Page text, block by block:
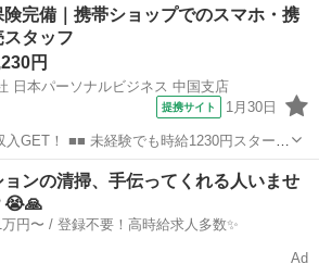
不要！カンタン電話登
険完備｜携帯ショップでのスマホ・携
タッフ
円
日本パーソナルビジネス 中国支店
提携サイト 1月30日
GET！ ■■ 未経験でも時給1230円スタート
員登用制度もあるので、ゆくゆくは社員に
要！カンタン電話登
ョンの清掃、手伝ってくれる人いませ
😭🙏
日給例1万円〜 / 登録不要！高時給求人多数✨
Ad